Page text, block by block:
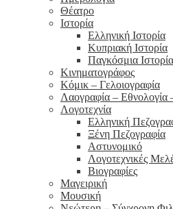
Θέατρο
Ιστορία
Ελληνική Ιστορία
Κυπριακή Ιστορία
Παγκόσμια Ιστορία
Κινηματογράφος
Κόμικ – Γελοιογραφία
Λαογραφία – Εθνολογία
Λογοτεχνία
Ελληνική
Ξένη Πεζογραφία
Αστυνομικό
Λογοτεχνικές
Βιογραφίες
Μαγειρική
Μουσική